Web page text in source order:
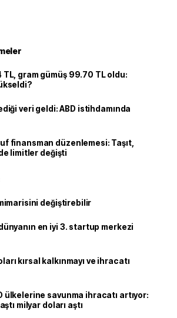
TL, gram gümüş 99.70 TL oldu:
veri geldi: ABD istihdamında
finansman düzenlemesi: Taşıt,
limitler değişti
değiştirebilir
en iyi 3. startup merkezi
kırsal kalkınmayı ve ihracatı
ülkelerine savunma ihracatı artıyor:
milyar doları aştı